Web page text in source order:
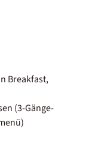
Breakfast,
(3-Gänge-